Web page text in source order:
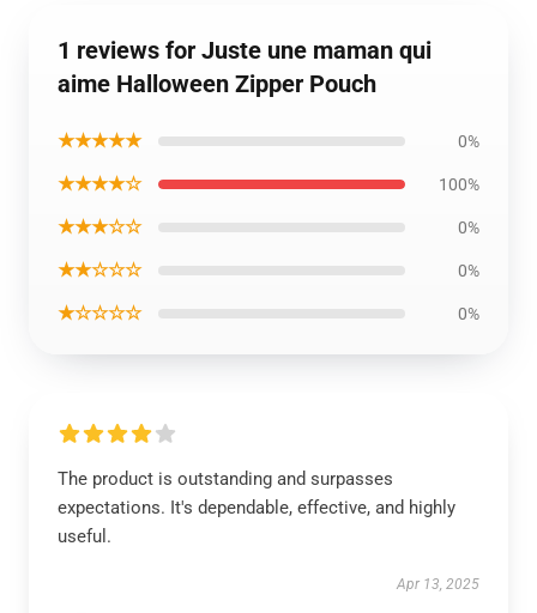
1 reviews for Juste une maman qui
aime Halloween Zipper Pouch
★★★★★ 0%
★★★★☆ 100%
★★★☆☆ 0%
★★☆☆☆ 0%
★☆☆☆☆ 0%
The product is outstanding and surpasses
expectations. It's dependable, effective, and highly
useful.
Apr 13, 2025